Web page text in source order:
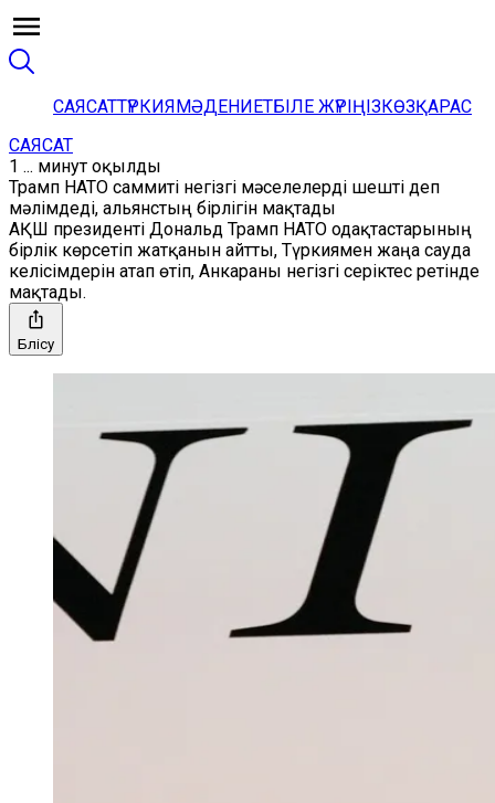
САЯСАТТҮРКИЯМӘДЕНИЕТБІЛЕ ЖҮРІҢІЗКӨЗҚАРАС
САЯСАТ
1 ... минут оқылды
Трамп НАТО саммиті негізгі мәселелерді шешті деп
мәлімдеді, альянстың бірлігін мақтады
АҚШ президенті Дональд Трамп НАТО одақтастарының
бірлік көрсетіп жатқанын айтты, Түркиямен жаңа сауда
келісімдерін атап өтіп, Анкараны негізгі серіктес ретінде
мақтады.
Бөлісу